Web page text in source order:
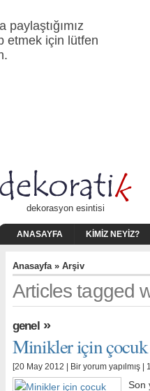
paylaştığımız
etmek için lütfen
dekorasyon esintisi
ANASAYFA KIMIZ NEYIZ?
Anasayfa» Arşiv
Articles tagged
genel»
Minikler için çocuk
[20 May 2012 | Bir yorum yapılmış |
Son